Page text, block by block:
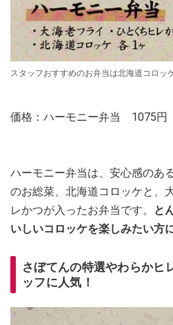
スタッフおすすめのお弁当は北海道コロッ
価格：ハーモニー弁当 1075円
ハーモニー弁当は、安心感のあ
のお総菜、北海道コロッケと、
レかつが入ったお弁当です。
と
いしいコロッケを楽しみたい方
さぼてんの特選やわらかヒ
ッフに人気！